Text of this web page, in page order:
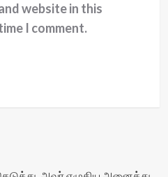
website in this
I comment.